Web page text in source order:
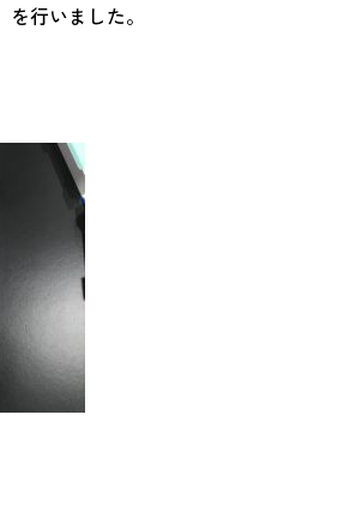
行いました。